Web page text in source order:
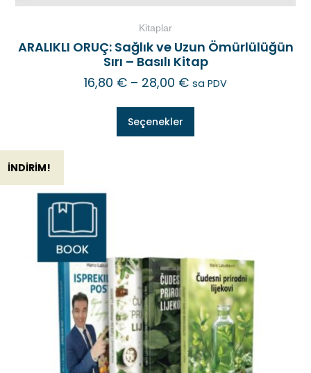
Kitaplar
ARALIKLI ORUÇ: Sağlık ve Uzun Ömürlülüğün
Sırı – Basılı Kitap
16,80 € – 28,00 € sa PDV
Seçenekler
İNDIRIM!